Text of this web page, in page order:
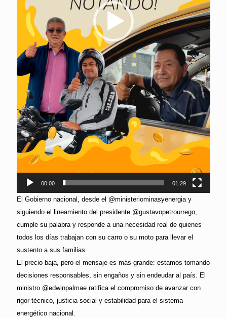
00:00 01:29
El Gobierno nacional, desde el @ministeriominasyenergia y
siguiendo el lineamiento del presidente @gustavopetrourrego,
cumple su palabra y responde a una necesidad real de quienes
todos los días trabajan con su carro o su moto para llevar el
sustento a sus familias.
El precio baja, pero el mensaje es más grande: estamos tomando
decisiones responsables, sin engaños y sin endeudar al país. El
ministro @edwinpalmae ratifica el compromiso de avanzar con
rigor técnico, justicia social y estabilidad para el sistema
energético nacional.